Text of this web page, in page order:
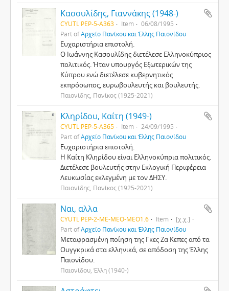
Κασουλίδης, Γιαννάκης (1948-)
CYUTL PEP-5-A363 Item
06/08/1995
Part ofΑρχείο Πανίκου και Έλλης Παιονίδου
Ευχαριστήρια επιστολή.
Ο Ιωάννης Κασουλίδης διετέλεσε Ελληνοκύπριος
πολιτικός. Ήταν υπουργός Εξωτερικών της
Κύπρου ενώ διετέλεσε κυβερνητικός
εκπρόσωπος, ευρωβουλευτής και βουλευτής.
Παιονίδης, Πανίκος (1925-2021)
Κληρίδου, Καίτη (1949-)
CYUTL PEP-5-A365 Item
24/09/1995
Part ofΑρχείο Πανίκου και Έλλης Παιονίδου
Ευχαριστήρια επιστολή.
Η Καίτη Κληρίδου είναι Ελληνοκύπρια πολιτικός.
Διετέλεσε βουλευτής στην Εκλογική Περιφέρεια
Λευκωσίας εκλεγμένη με τον ΔΗΣΥ.
Παιονίδης, Πανίκος (1925-2021)
Ναι, αλλα
CYUTL PEP-2-ΜΕ-MEO-MEO1.6 Item
[χ.χ.]
Part ofΑρχείο Πανίκου και Έλλης Παιονίδου
Μεταφρασμένη ποίηση της Γκες Ζα Κεπες από τα
Ουγγκρικά στα ελληνικά, σε απόδοση της Έλλης
Παιονίδου.
Παιονίδου, Έλλη (1940-)